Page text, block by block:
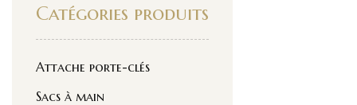
Catégories produits
Attache porte-clés
Sacs à main